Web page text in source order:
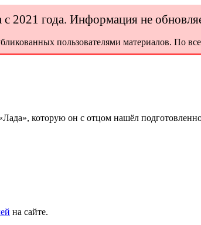
с 2021 года. Информация не
пользователями материалов. По
которую он с отцом нашёл
на сайте.